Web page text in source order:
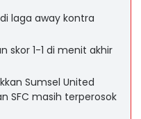
laga away kontra
skor 1-1 di menit akhir
Sumsel United
SFC masih terperosok